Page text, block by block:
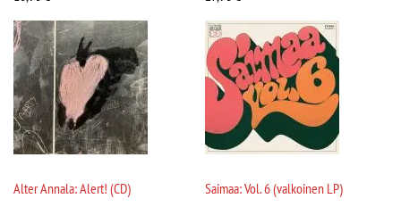
Alter Annala: Alert! (CD)
Saimaa: Vol. 6 (valkoinen LP)